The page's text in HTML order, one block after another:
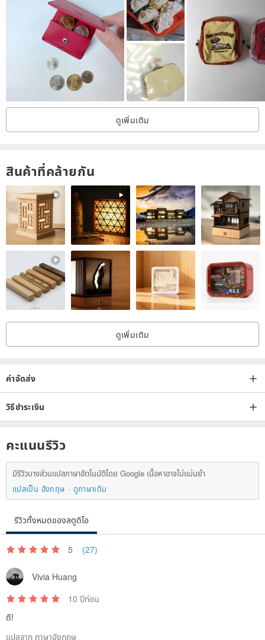
ดูเพิ่มเติม
สินค้าที่คล้ายกัน
ดูเพิ่มเติม
ค่าจัดส่ง
วิธีชำระเงิน
คะแนนรีวิว
มีรีวิวบางส่วนแปลภาษาอัตโนมัติโดย Google เนื้อหาอาจไม่แม่นยำ
แปลเป็น อังกฤษ
ดูภาษาเดิม
รีวิวทั้งหมดของสตูดิโอ
5 (27)
Vivia Huang
10 ปีก่อน
ดี!
แปลจาก ภาษาอังกฤษ